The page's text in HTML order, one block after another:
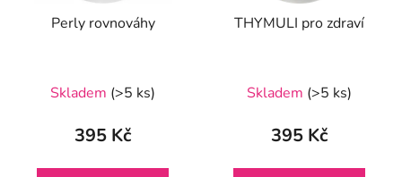
Perly rovnováhy
Skladem (>5 ks)
395 Kč
THYMULI pro zdraví
hodnocení
produktu
Skladem (>5 ks)
395 Kč